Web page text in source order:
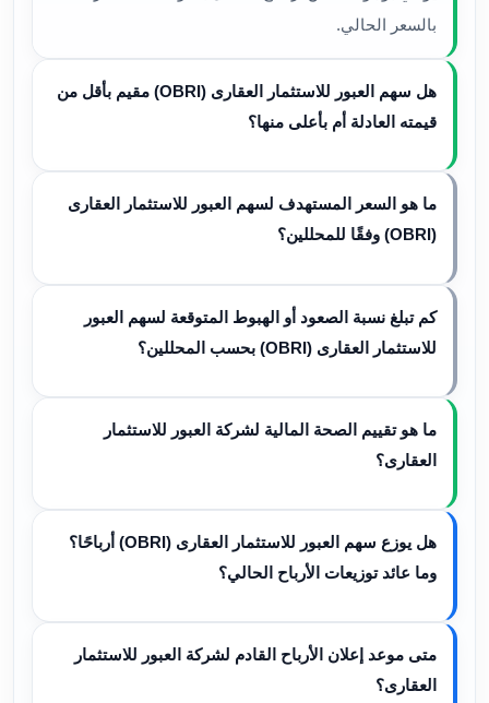
بالسعر الحالي.
هل سهم العبور للاستثمار العقارى (OBRI) مقيم بأقل من
قيمته العادلة أم بأعلى منها؟
ما هو السعر المستهدف لسهم العبور للاستثمار العقارى
(OBRI) وفقًا للمحللين؟
كم تبلغ نسبة الصعود أو الهبوط المتوقعة لسهم العبور
للاستثمار العقارى (OBRI) بحسب المحللين؟
ما هو تقييم الصحة المالية لشركة العبور للاستثمار
العقارى؟
هل يوزع سهم العبور للاستثمار العقارى (OBRI) أرباحًا؟
وما عائد توزيعات الأرباح الحالي؟
متى موعد إعلان الأرباح القادم لشركة العبور للاستثمار
العقارى؟